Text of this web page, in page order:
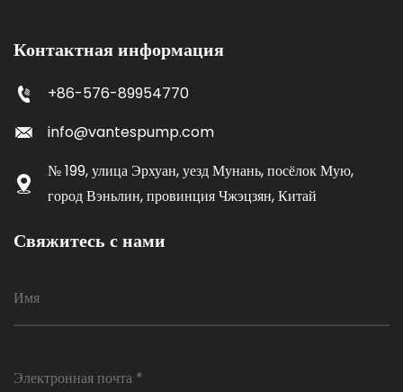
Контактная информация
+86-576-89954770
info@vantespump.com
№ 199, улица Эрхуан, уезд Мунань, посёлок Мую,
город Вэньлин, провинция Чжэцзян, Китай
Свяжитесь с нами